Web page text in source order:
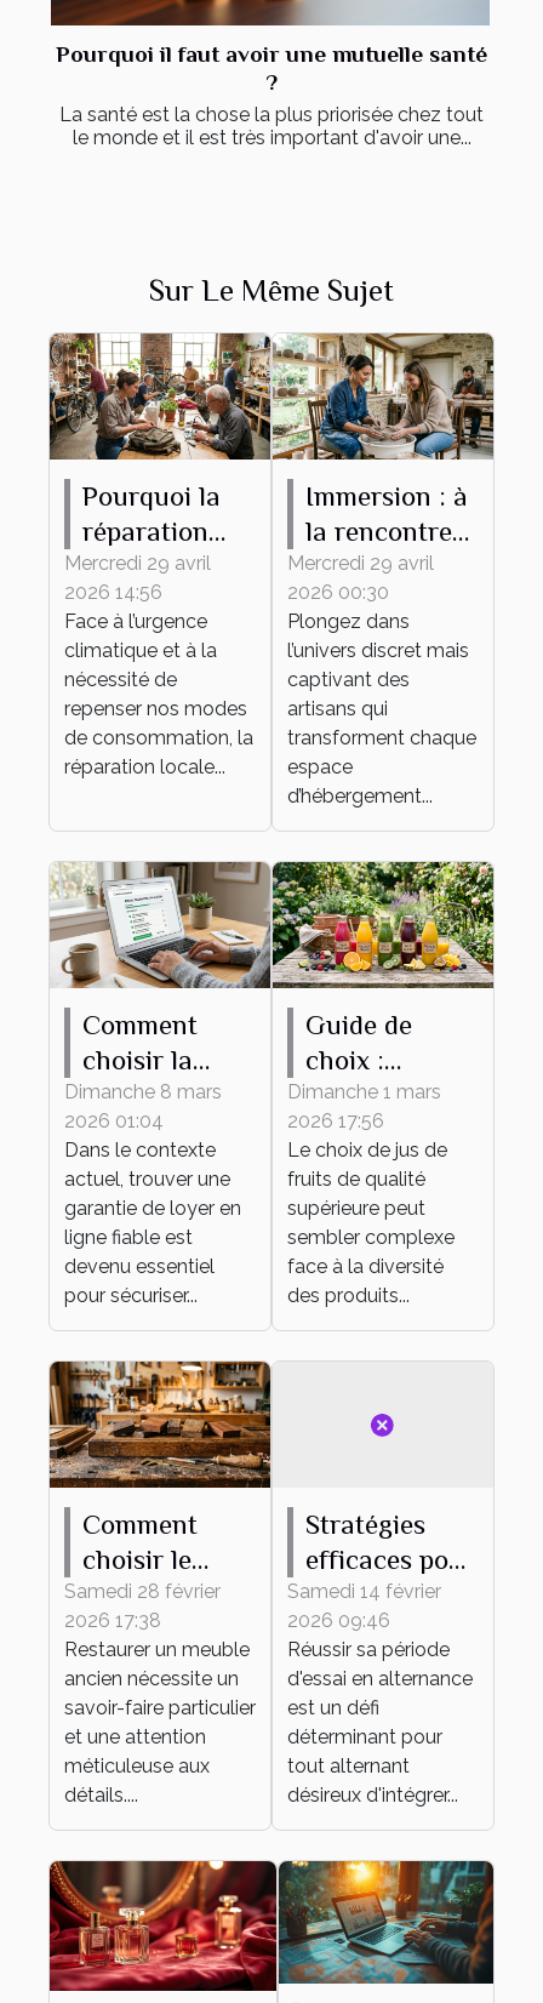
Pourquoi il faut avoir une mutuelle santé
?
La santé est la chose la plus priorisée chez tout
le monde et il est très important d'avoir une...
Sur Le Même Sujet
Pourquoi la
réparation
locale séduit
les
consciences
écologiques
Mercredi 29 avril
2026 14:56
Face à l’urgence
climatique et à la
nécessité de
repenser nos modes
de consommation, la
réparation locale...
Immersion : à
la rencontre
des artisans
qui façonnent
le bien-être
en
hébergement
Mercredi 29 avril
2026 00:30
Plongez dans
l’univers discret mais
captivant des
artisans qui
transforment chaque
espace
d’hébergement...
Comment
choisir la
meilleure
garantie de
loyer en ligne
?
Dimanche 8 mars
2026 01:04
Dans le contexte
actuel, trouver une
garantie de loyer en
ligne fiable est
devenu essentiel
pour sécuriser...
Guide de
choix :
Comment
sélectionner
des jus de
fruits de
qualité
supérieure ?
Dimanche 1 mars
2026 17:56
Le choix de jus de
fruits de qualité
supérieure peut
sembler complexe
face à la diversité
des produits...
Comment
choisir le
meilleur bois
pour la
restauration
de meubles
anciens ?
Samedi 28 février
2026 17:38
Restaurer un meuble
ancien nécessite un
savoir-faire particulier
et une attention
méticuleuse aux
détails....
Stratégies
efficaces pour
réussir votre
période
d'essai en
alternance
Samedi 14 février
2026 09:46
Réussir sa période
d'essai en alternance
est un défi
déterminant pour
tout alternant
désireux d'intégrer...